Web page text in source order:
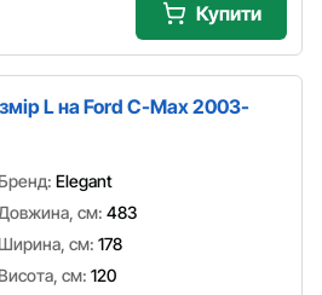
Купити
L на Ford C-Max 2003-
Elegant
см: 483
см: 178
см: 120